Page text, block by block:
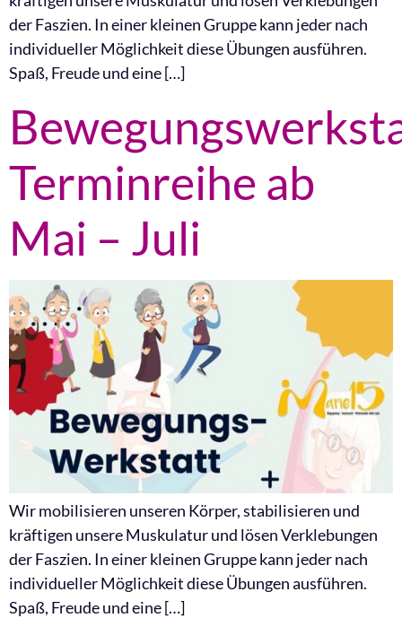
der Faszien. In einer kleinen Gruppe kann jeder nach
individueller Möglichkeit diese Übungen ausführen.
Spaß, Freude und eine […]
Terminreihe ab
Mai – Juli
Wir mobilisieren unseren Körper, stabilisieren und
kräftigen unsere Muskulatur und lösen Verklebungen
der Faszien. In einer kleinen Gruppe kann jeder nach
individueller Möglichkeit diese Übungen ausführen.
Spaß, Freude und eine […]